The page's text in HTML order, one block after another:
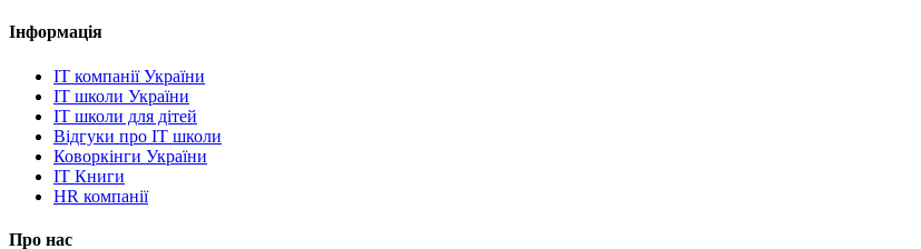
Інформація
IT компанії України
IT школи України
IT школи для дітей
Відгуки про IT школи
Коворкінги України
IT Книги
HR компанії
Про нас